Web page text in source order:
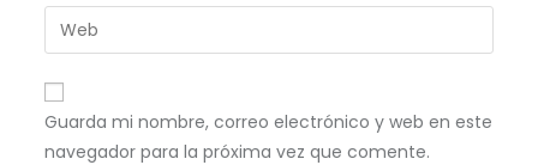
Guarda mi nombre, correo electrónico y web en este
navegador para la próxima vez que comente.